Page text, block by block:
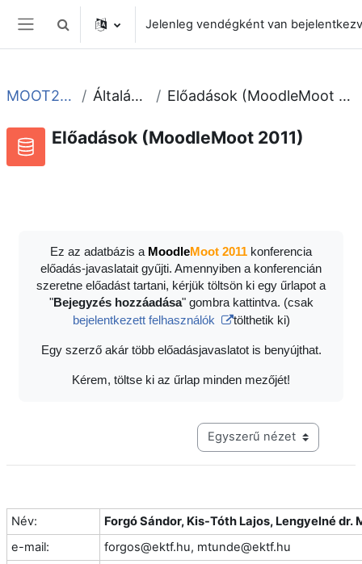
Tovább a fő tartalomhoz
Oldalpanel
Keresési bemeneti adatok váltása
Jelenleg vendégként van
MOOT2011 Általános Előadások (MoodleMoot 2011)
Előadások (MoodleMoot 2011)
Ez az adatbázis a MoodleMoot 2011 konferencia
előadás-javaslatait gyűjti. Amennyiben a konferencián
szeretne előadást tartani, kérjük töltsön ki egy űrlapot a
"Bejegyzés hozzáadása" gombra kattintva. (csak
bejelentkezett felhasználók
tölthetik ki)
Egy szerző akár több előadásjavaslatot is benyújthat.
Kérem, töltse ki az űrlap minden mezőjét!
Harmadik szintű navigáció
Név:
Forgó Sándor, Kis-Tóth Lajos, Lengyelné dr.
e-mail:
forgos@ektf.hu, mtunde@ektf.hu